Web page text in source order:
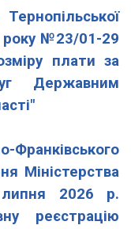
року №23/01-29
плати за
Державним
Міністерства
липня 2026 р.
реєстрацію